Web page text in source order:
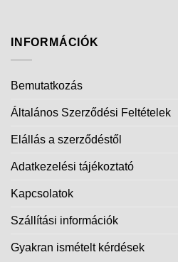
INFORMÁCIÓK
Bemutatkozás
Általános Szerződési Feltételek
Elállás a szerződéstől
Adatkezelési tájékoztató
Kapcsolatok
Szállítási információk
Gyakran ismételt kérdések